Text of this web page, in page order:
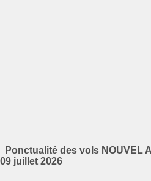
Ponctualité des vols NOUVEL
09 juillet 2026